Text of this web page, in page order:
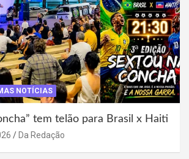
NOTÍCIAS
tem telão para Brasil x Haiti
Da Redação